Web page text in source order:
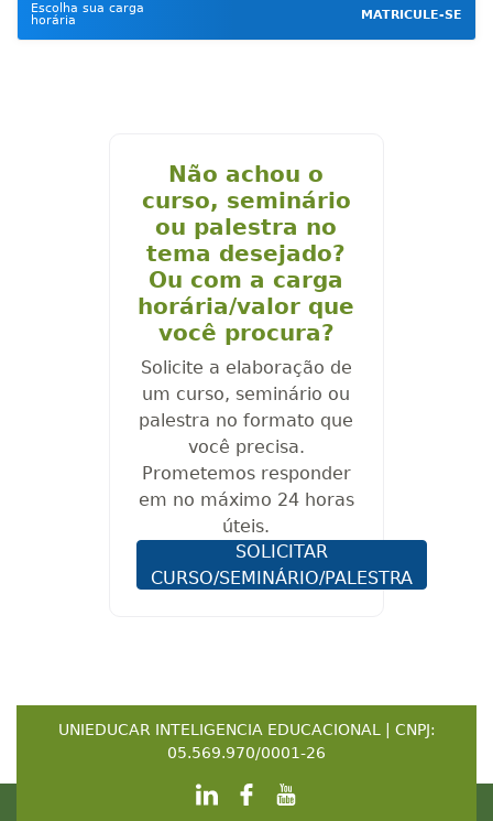
Escolha sua carga
horária
MATRICULE-SE
Não achou o
curso, seminário
ou palestra no
tema desejado?
Ou com a carga
horária/valor que
você procura?
Solicite a elaboração de
um curso, seminário ou
palestra no formato que
você precisa.
Prometemos responder
em no máximo 24 horas
úteis.
SOLICITAR
CURSO/SEMINÁRIO/PALESTRA
UNIEDUCAR INTELIGENCIA EDUCACIONAL | CNPJ:
05.569.970/0001-26